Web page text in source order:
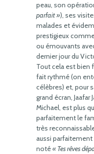
peau, son
parfait »), ses
malades et
prestigieux
ou émouvants
dernier jour du
Tout cela est bien
fait rythmé (on
célèbres) et, pour
grand écran, Jaafar
Michael, est plus
parfaitement le
très
aussi parfaitement
noté« Tes rêves